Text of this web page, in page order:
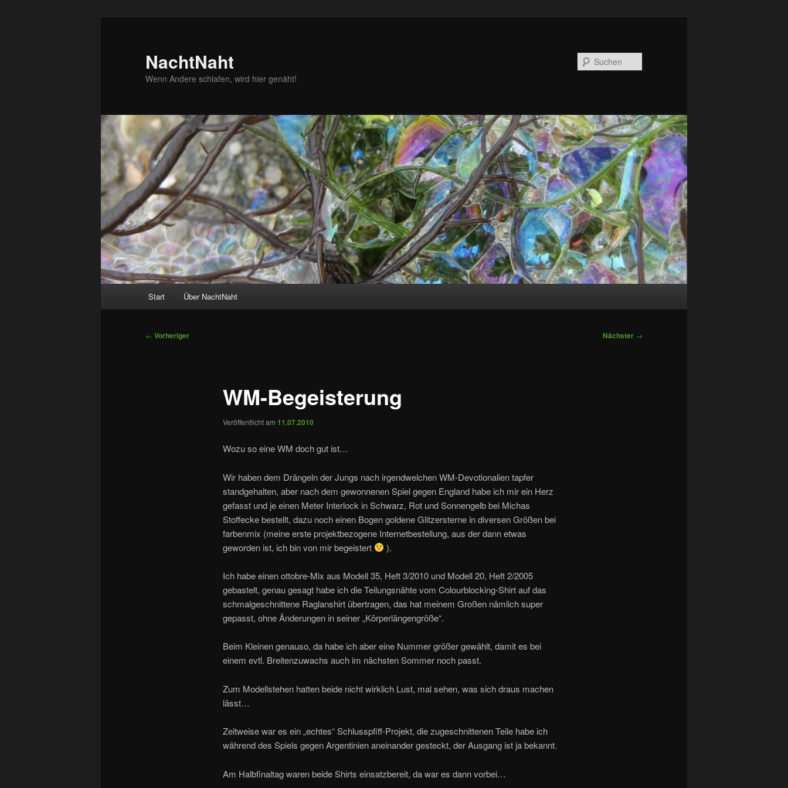
NachtNaht
Wenn Andere schlafen, wird hier genäht!
Start Über NachtNaht
Beitragsnavigation
← Vorheriger Nächster →
WM-Begeisterung
Veröffentlicht am 11.07.2010
Wozu so eine WM doch gut ist…
Wir haben dem Drängeln der Jungs nach irgendwelchen WM-Devotionalien tapfer
standgehalten, aber nach dem gewonnenen Spiel gegen England habe ich mir ein Herz
gefasst und je einen Meter Interlock in Schwarz, Rot und Sonnengelb bei Michas
Stoffecke bestellt, dazu noch einen Bogen goldene Glitzersterne in diversen Größen bei
farbenmix (meine erste projektbezogene Internetbestellung, aus der dann etwas
geworden ist, ich bin von mir begeistert
).
Ich habe einen ottobre-Mix aus Modell 35, Heft 3/2010 und Modell 20, Heft 2/2005
gebastelt, genau gesagt habe ich die Teilungsnähte vom Colourblocking-Shirt auf das
schmalgeschnittene Raglanshirt übertragen, das hat meinem Großen nämlich super
gepasst, ohne Änderungen in seiner „Körperlängengröße“.
Beim Kleinen genauso, da habe ich aber eine Nummer größer gewählt, damit es bei
einem evtl. Breitenzuwachs auch im nächsten Sommer noch passt.
Zum Modellstehen hatten beide nicht wirklich Lust, mal sehen, was sich draus machen
lässt…
Zeitweise war es ein „echtes“ Schlusspfiff-Projekt, die zugeschnittenen Teile habe ich
während des Spiels gegen Argentinien aneinander gesteckt, der Ausgang ist ja bekannt.
Am Halbfinaltag waren beide Shirts einsatzbereit, da war es dann vorbei…